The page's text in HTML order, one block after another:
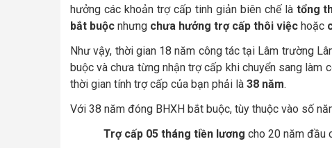
hưởng các khoản trợ cấp tinh giản biên chế là tổng
bắt buộc nhưng chưa hưởng trợ cấp thôi việc hoặc
Như vậy, thời gian 18 năm công tác tại Lâm trường
buộc và chưa từng nhận trợ cấp khi chuyển sang làm
thời gian tính trợ cấp của bạn phải là 38 năm.
Với 38 năm đóng BHXH bắt buộc, tùy thuộc vào số
Trợ cấp 05 tháng tiền lương cho 20 năm đầu